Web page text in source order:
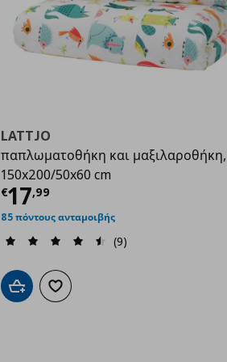
LATTJO
παπλωματοθήκη και μαξιλαροθήκη,
150x200/50x60 cm
€17,99
Τρέχουσα τιμή
85 πόντους ανταμοιβής
(9)
Προσθήκη στο καλάθι
Προσθήκη στα αγαπημένα